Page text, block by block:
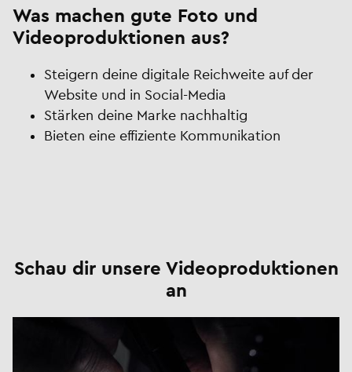
Was machen gute Foto und
Videoproduktionen aus?
Steigern deine digitale Reichweite auf der
Website und in Social-Media
Stärken deine Marke nachhaltig
Bieten eine effiziente Kommunikation
Schau dir unsere Videoproduktionen
an